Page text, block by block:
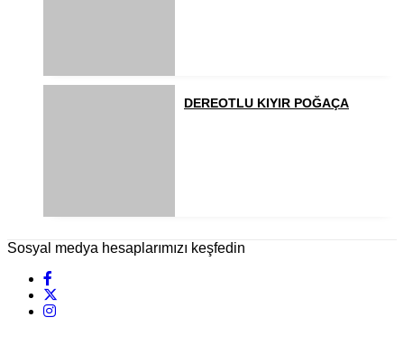
DEREOTLU KIYIR POĞAÇA
Sosyal medya hesaplarımızı keşfedin